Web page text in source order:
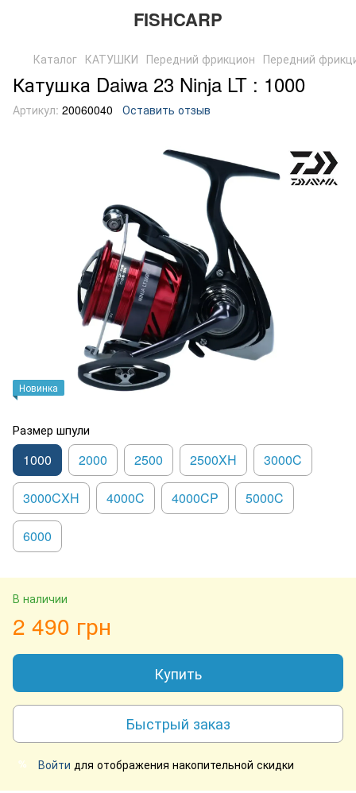
FISHCARP
Каталог КАТУШКИ Передний фрикцион Передний
Катушка Daiwa 23 Ninja LT : 1000
Артикул: 20060040 Оставить отзыв
Новинка
Размер шпули
1000 2000 2500 2500XH 3000C
3000CXH 4000C 4000CP 5000C
6000
В наличии
2 490 грн
Купить
Быстрый заказ
% Войти для отображения накопительной скидки